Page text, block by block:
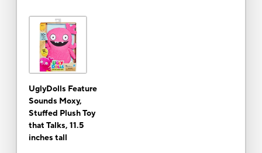
UglyDolls Feature
Sounds Moxy,
Stuffed Plush Toy
that Talks, 11.5
inches tall